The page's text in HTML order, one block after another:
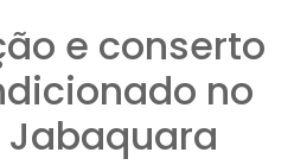
e conserto
no